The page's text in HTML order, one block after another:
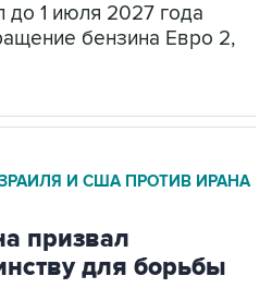
1 июля 2027 года
бензина Евро 2,
И США ПРОТИВ ИРАНА
призвал
для борьбы